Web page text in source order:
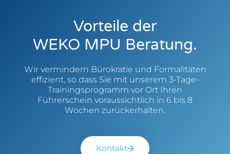
Vorteile der
WEKO MPU Beratung.
Wir vermindern Bürokratie und Formalitäten
effizient, so dass Sie mit unserem 3-Tage-
Trainingsprogramm vor Ort Ihren
Führerschein voraussichtlich in 6 bis 8
Wochen zurückerhalten.
Kontakt